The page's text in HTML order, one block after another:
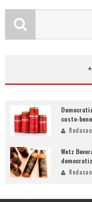
custo-
Redacao
Wetz
Redacao